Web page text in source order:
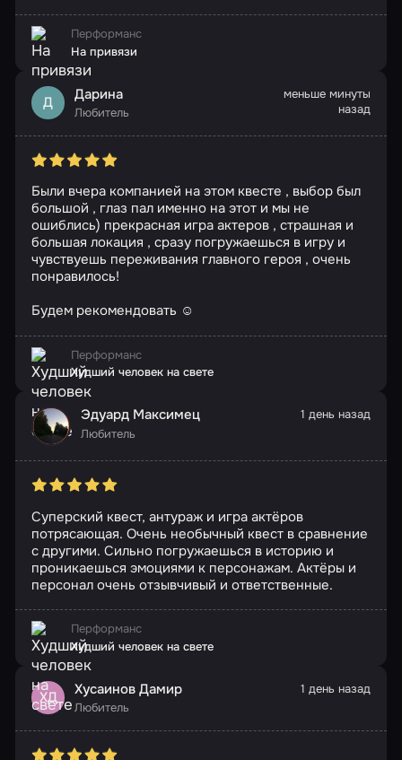
Перформанс
На привязи
Д Дарина
Любитель
меньше минуты
назад
Были вчера компанией на этом квесте , выбор был
большой , глаз пал именно на этот и мы не
ошиблись) прекрасная игра актеров , страшная и
большая локация , сразу погружаешься в игру и
чувствуешь переживания главного героя , очень
понравилось!
Будем рекомендовать ☺️
Перформанс
Худший человек на свете
Эдуард Максимец
Любитель
1 день назад
Суперский квест, антураж и игра актёров
потрясающая. Очень необычный квест в сравнение
с другими. Сильно погружаешься в историю и
проникаешься эмоциями к персонажам. Актёры и
персонал очень отзывчивый и ответственные.
Перформанс
Худший человек на свете
ХД Хусаинов Дамир
Любитель
1 день назад